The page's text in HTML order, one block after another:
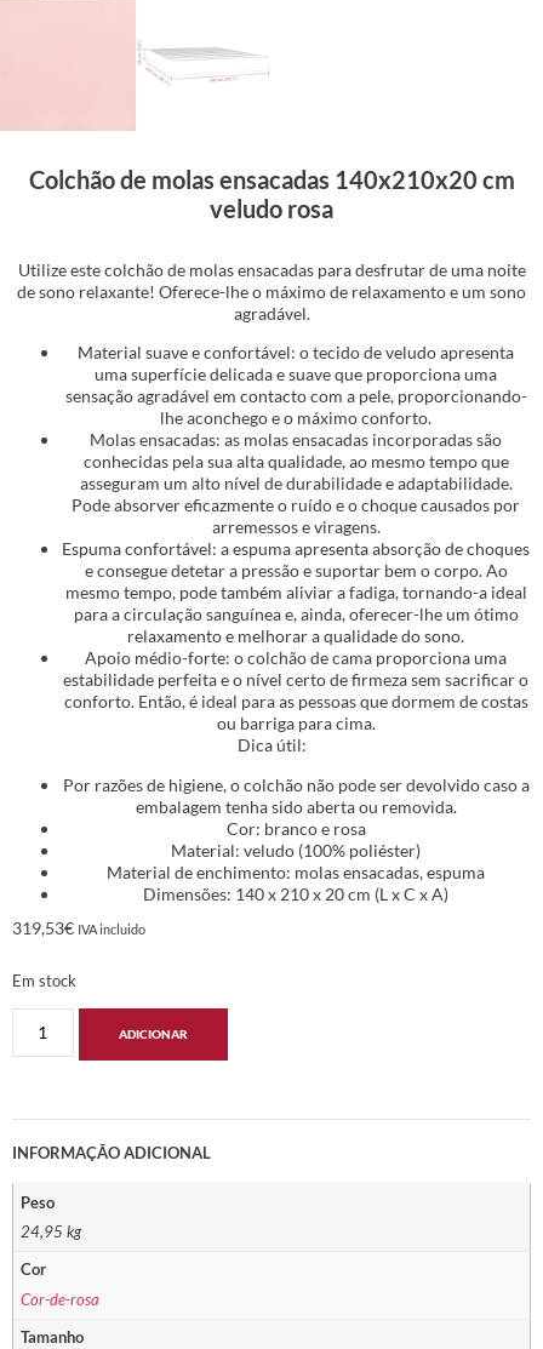
Colchão de molas ensacadas 140x210x20 cm
veludo rosa
Utilize este colchão de molas ensacadas para desfrutar de uma noite
de sono relaxante! Oferece-lhe o máximo de relaxamento e um sono
agradável.
Material suave e confortável: o tecido de veludo apresenta
uma superfície delicada e suave que proporciona uma
sensação agradável em contacto com a pele, proporcionando-
lhe aconchego e o máximo conforto.
Molas ensacadas: as molas ensacadas incorporadas são
conhecidas pela sua alta qualidade, ao mesmo tempo que
asseguram um alto nível de durabilidade e adaptabilidade.
Pode absorver eficazmente o ruído e o choque causados por
arremessos e viragens.
Espuma confortável: a espuma apresenta absorção de choques
e consegue detetar a pressão e suportar bem o corpo. Ao
mesmo tempo, pode também aliviar a fadiga, tornando-a ideal
para a circulação sanguínea e, ainda, oferecer-lhe um ótimo
relaxamento e melhorar a qualidade do sono.
Apoio médio-forte: o colchão de cama proporciona uma
estabilidade perfeita e o nível certo de firmeza sem sacrificar o
conforto. Então, é ideal para as pessoas que dormem de costas
ou barriga para cima.
Dica útil:
Por razões de higiene, o colchão não pode ser devolvido caso a
embalagem tenha sido aberta ou removida.
Cor: branco e rosa
Material: veludo (100% poliéster)
Material de enchimento: molas ensacadas, espuma
Dimensões: 140 x 210 x 20 cm (L x C x A)
319,53€ IVA incluido
Em stock
ADICIONAR
INFORMAÇÃO ADICIONAL
Peso
24,95 kg
Cor
Cor-de-rosa
Tamanho